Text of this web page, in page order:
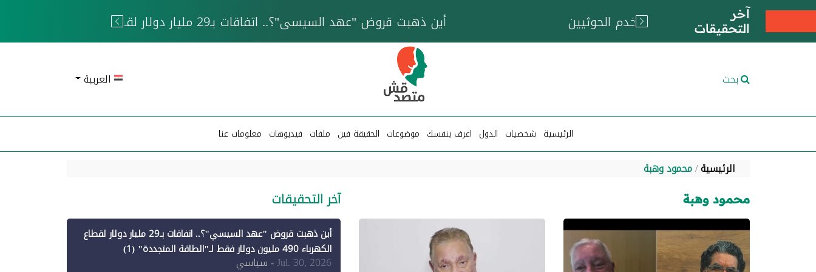
آخر
التحقيقات
خزان عائم.. "متصدقش" تتبع شبكة ناقلات وقود تخدم الحوثيين
بحث العربية
الرئيسية شخصيات الدول اعرف بنفسك موضوعات الحقيقة فين ملفات فيديوهات معلومات عنا
الرئيسية محمود وهبة
محمود وهبة آخر التحقيقات
أين ذهبت قروض "عهد السيسي"؟.. اتفاقات بـ29 مليار دولار لقطاع
الكهرباء 490 مليون دولار فقط لـ"الطاقة المتجددة" (1)
Jul. 30, 2026- سياسي